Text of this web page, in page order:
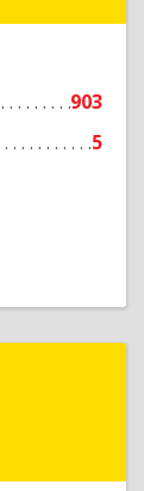
903
5
Софт